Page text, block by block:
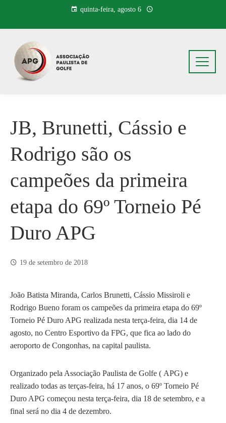
o
conteúdo
quinta-feira, agosto 6
JB, Brunetti, Cássio e
Rodrigo são os
campeões da primeira
etapa do 69º Torneio Pé
Duro APG
19 de setembro de 2018
João Batista Miranda, Carlos Brunetti, Cássio Missiroli e
Rodrigo Bueno foram os campeões da primeira etapa do 69º
Torneio Pé Duro APG realizada nesta terça-feira, dia 14 de
agosto, no Centro Esportivo da FPG, que fica ao lado do
aeroporto de Congonhas, na capital paulista.
Organizado pela Associação Paulista de Golfe ( APG) e
realizado todas as terças-feira, há 17 anos, o 69º Torneio Pé
Duro APG começou nesta terça-feira, dia 18 de setembro, e a
final será no dia 4 de dezembro.